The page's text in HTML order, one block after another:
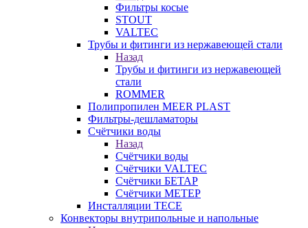
Фильтры косые
STOUT
VALTEC
Трубы и фитинги из нержавеющей стали
Назад
Трубы и фитинги из нержавеющей
стали
ROMMER
Полипропилен MEER PLAST
Фильтры-дешламаторы
Счётчики воды
Назад
Счётчики воды
Счётчики VALTEC
Счётчики БЕТАР
Счётчики МЕТЕР
Инсталляции TECE
Конвекторы внутрипольные и напольные